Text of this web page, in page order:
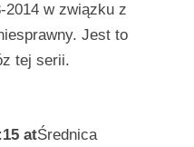
2014 w związku z
Jest to
tej serii.
15 atŚrednica